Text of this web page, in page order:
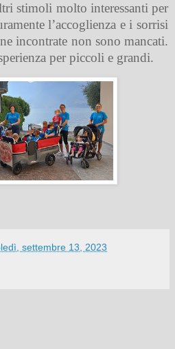
stimoli molto interessanti per
l’accoglienza e i sorrisi
incontrate non sono mancati.
per piccoli e grandi.
settembre 13, 2023